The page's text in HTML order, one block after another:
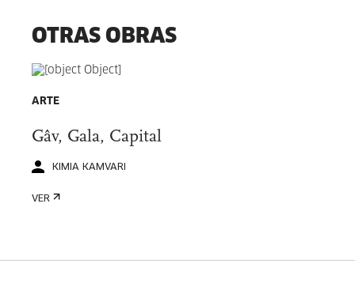
OTRAS OBRAS
ARTE
Gâv, Gala, Capital
KIMIA KAMVARI
VER